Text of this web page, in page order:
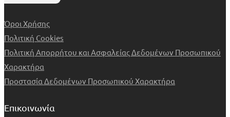
Όροι Χρήσης
Πολιτική Cookies
Πολιτική Απορρήτου και Ασφαλείας Δεδομένων Προσωπικού
Χαρακτήρα
Προστασία Δεδομένων Προσωπικού Χαρακτήρα
Επικοινωνία